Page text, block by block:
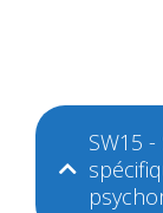
SW15